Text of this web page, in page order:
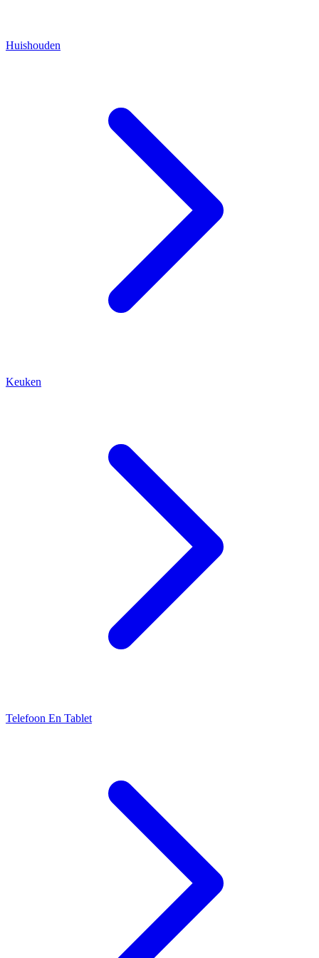
Huishouden
Keuken
Telefoon En Tablet